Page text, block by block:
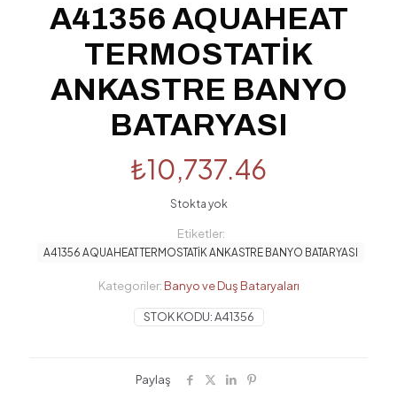
A41356 AQUAHEAT
TERMOSTATİK
ANKASTRE BANYO
BATARYASI
₺10,737.46
Stokta yok
STOK KODU:A41356
Kategoriler: Banyo ve Duş Bataryaları
Etiketler:
A41356 AQUAHEAT TERMOSTATİK ANKASTRE BANYO BATARYASI
Paylaş